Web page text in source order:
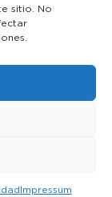
sitio. No
Impressum
reservados